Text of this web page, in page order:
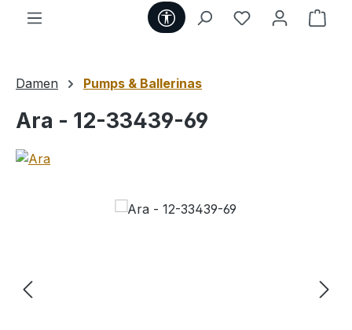
Werkzeugleiste anzeigen
Du hast 0
Damen Pumps & Ballerinas
Ara - 12-33439-69
Bildergalerie überspringen